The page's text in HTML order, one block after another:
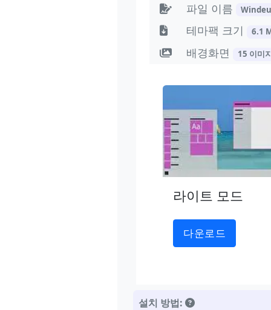
파일 이름
테마팩 크기 6.1
배경화면 15 이미
라이트 모드
다운로드
설치 방법: